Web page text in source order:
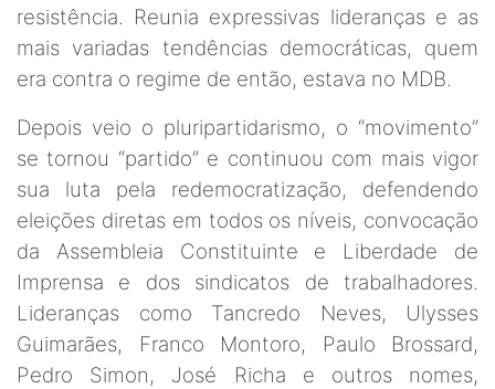
resistência. Reunia expressivas lideranças e as
mais variadas tendências democráticas, quem
era contra o regime de então, estava no MDB.
Depois veio o pluripartidarismo, o “movimento”
se tornou “partido” e continuou com mais vigor
sua luta pela redemocratização, defendendo
eleições diretas em todos os níveis, convocação
da Assembleia Constituinte e Liberdade de
Imprensa e dos sindicatos de trabalhadores.
Lideranças como Tancredo Neves, Ulysses
Guimarães, Franco Montoro, Paulo Brossard,
Pedro Simon, José Richa e outros nomes,